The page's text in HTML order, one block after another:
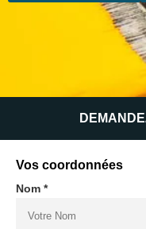
Vos coordonnées
Nom *